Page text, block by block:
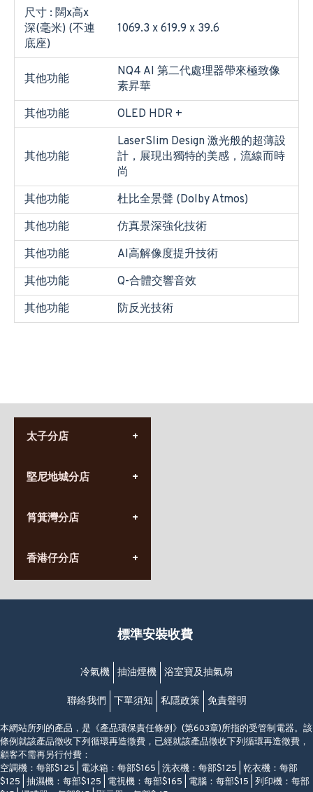
尺寸 : 闊x高x
深(毫米) (不連
底座)
1069.3 x 619.9 x 39.6
其他功能
NQ4 AI 第二代處理器帶來極致像
素昇華
其他功能
OLED HDR +
其他功能
LaserSlim Design 激光般的超薄設
計，展現出獨特的美感，流線而時
尚
其他功能
杜比全景聲 (Dolby Atmos)
其他功能
仿真景深強化技術
其他功能
AI高解像度提升技術
其他功能
Q-合體交響音效
其他功能
防反光技術
太子分店
營業時間:
九龍太子太子道西141號
堅尼地城分店
營業時間:
香港堅尼地城卑路乍街
(堅尼地城地鐵站B出口)
筲箕灣分店
營業時間:
(10:00am-20:30pm)
香港仔分店
營業時間:
香港香港仔成都道20-28號
(黃竹坑地鐵站轉4M專線小巴)
標準安裝收費
冷氣機 抽油煙機 浴室寶及抽氣扇
聯絡我們 下單須知 私隱政策 免責聲明
本網站所列的產品，是《產品環保責任條例》(第603章)所指的受管制電器。該
條例就該產品徵收下列循環再造徵費，已經就該產品徵收下列循環再造徵費，
顧客不需再另行付費：
空調機：每部$125 | 電冰箱：每部$165 | 洗衣機：每部$125 | 乾衣機：每部
$125 | 抽濕機：每部$125 | 電視機：每部$165 | 電腦：每部$15 | 列印機：每部